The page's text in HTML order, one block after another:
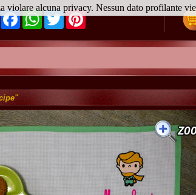
FacebookWhatsApp
TwitterPinterest
alcuna privacy. Nessun dato profilante